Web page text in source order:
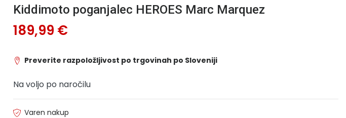
Kiddimoto poganjalec HEROES Marc Marquez
189,99 €
Preverite razpoložljivost po trgovinah po Sloveniji
Na voljo po naročilu
Varen nakup